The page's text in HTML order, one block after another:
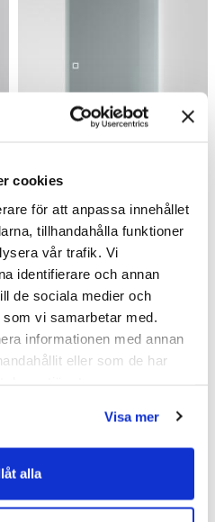
cookies
för att anpassa innehållet
tillhandahålla funktioner
vår trafik. Vi
identifierare och annan
de sociala medier och
vi samarbetar med.
informationen med annan
eller som de har
Visa mer
alla
Standardmått
(Timeless/Brushed
Stainless/800)
9 952 kr/st 11 990 kr
Välj ...
även